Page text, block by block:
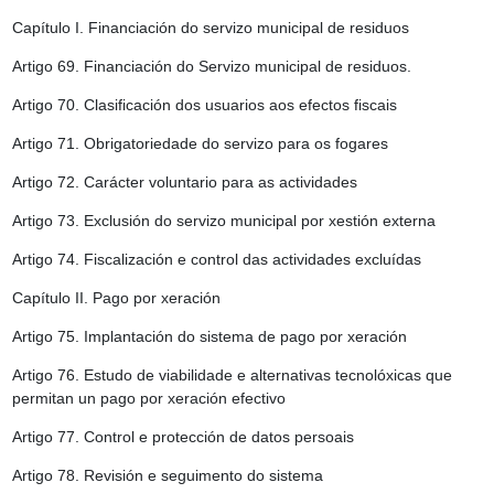
Capítulo I. Financiación do servizo municipal de residuos
Artigo 69. Financiación do Servizo municipal de residuos.
Artigo 70. Clasificación dos usuarios aos efectos fiscais
Artigo 71. Obrigatoriedade do servizo para os fogares
Artigo 72. Carácter voluntario para as actividades
Artigo 73. Exclusión do servizo municipal por xestión externa
Artigo 74. Fiscalización e control das actividades excluídas
Capítulo II. Pago por xeración
Artigo 75. Implantación do sistema de pago por xeración
Artigo 76. Estudo de viabilidade e alternativas tecnolóxicas que
permitan un pago por xeración efectivo
Artigo 77. Control e protección de datos persoais
Artigo 78. Revisión e seguimento do sistema